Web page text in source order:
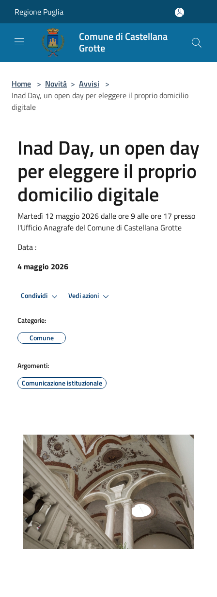
Regione Puglia
Comune di Castellana
Grotte
Home > Novità > Avvisi >
Inad Day, un open day per eleggere il proprio domicilio
digitale
Inad Day, un open day
per eleggere il proprio
domicilio digitale
Martedì 12 maggio 2026 dalle ore 9 alle ore 17 presso
l'Ufficio Anagrafe del Comune di Castellana Grotte
Data :
4 maggio 2026
Condividi Vedi azioni
Categorie:
Comune
Argomenti:
Comunicazione istituzionale